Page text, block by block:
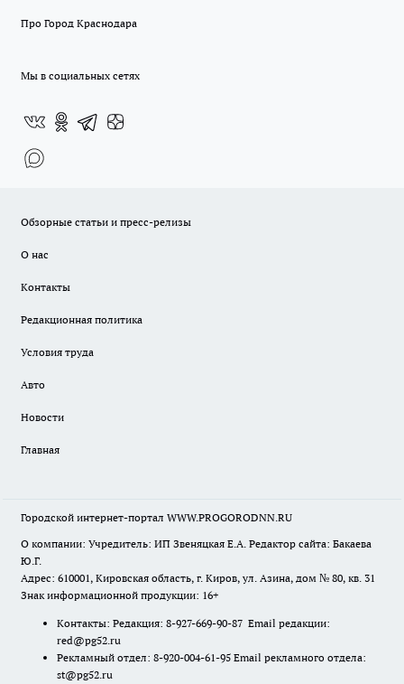
Про Город Краснодара
Мы в социальных сетях
Обзорные статьи и пресс-релизы
О нас
Контакты
Редакционная политика
Условия труда
Авто
Новости
Главная
Городской интернет-портал WWW.PROGORODNN.RU
О компании: Учредитель: ИП Звеняцкая Е.А. Редактор сайта: Бакаева
Ю.Г.
Адрес: 610001, Кировская область, г. Киров, ул. Азина, дом № 80, кв. 31
Знак информационной продукции: 16+
Контакты: Редакция: 8-927-669-90-87 Email редакции:
red@pg52.ru
Рекламный отдел: 8-920-004-61-95 Email рекламного отдела:
st@pg52.ru